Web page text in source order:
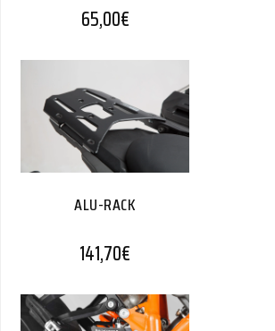
65,00€
ALU-RACK
141,70€